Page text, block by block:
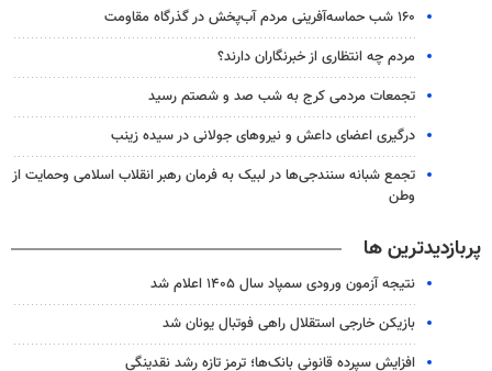
۱۶۰ شب حماسه‌آفرینی مردم آب‌پخش در گذرگاه مقاومت
مردم چه انتظاری از خبرنگاران دارند؟
تجمعات مردمی کرج به شب صد و شصتم رسید
درگیری اعضای داعش و نیروهای جولانی در سیده زینب
تجمع شبانه سنندجی‌ها در لبیک به فرمان رهبر انقلاب اسلامی وحمایت از
وطن
پربازدیدترین ها
نتیجه آزمون ورودی سمپاد سال ۱۴۰۵ اعلام شد
بازیکن خارجی استقلال راهی فوتبال یونان شد
افزایش سپرده قانونی بانک‌ها؛ ترمز تازه رشد نقدینگی